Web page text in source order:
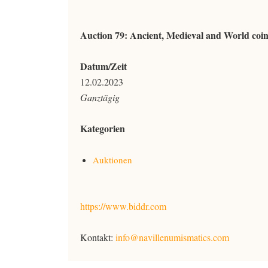
Auction 79: Ancient, Medieval and World
Datum/Zeit
12.02.2023
Ganztägig
Kategorien
Auktionen
https://www.biddr.com
Kontakt: info@navillenumismatics.com